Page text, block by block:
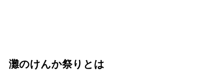
灘のけんか祭りとは